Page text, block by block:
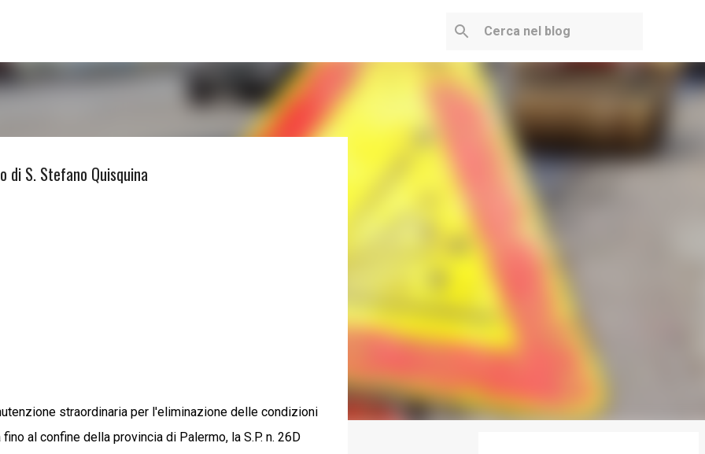
S. Stefano Quisquina
straordinaria per l'eliminazione delle condizioni
al confine della provincia di Palermo, la S.P. n. 26D